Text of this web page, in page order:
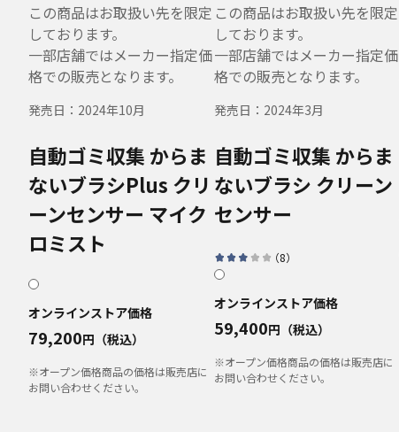
この商品はお取扱い先を限定
しております。
一部店舗ではメーカー指定価
格での販売となります。
発売日： 2024年10月
自動ゴミ収集 からま
ないブラシPlus クリ
ーンセンサー マイク
ロミスト
オンラインストア価格
79,200円（税込）
※オープン価格商品の価格は販売店に
お問い合わせください。
この商品はお取扱い先を限定
しております。
一部店舗ではメーカー指定価
格での販売となります。
発売日： 2024年3月
自動ゴミ収集 からま
ないブラシ クリーン
センサー
（8）
オンラインストア価格
59,400円（税込）
※オープン価格商品の価格は販売店に
お問い合わせください。